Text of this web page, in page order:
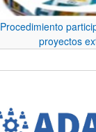
Procedimiento
proyectos